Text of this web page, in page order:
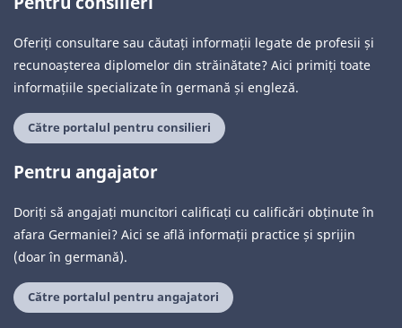
Oferiți consultare sau căutați informații legate de profesii și
recunoașterea diplomelor din străinătate? Aici primiți toate
informațiile specializate în germană și engleză.
Către portalul pentru consilieri
Pentru angajator
Doriți să angajați muncitori calificați cu calificări obținute în
afara Germaniei? Aici se află informații practice și sprijin
(doar în germană).
Către portalul pentru angajatori